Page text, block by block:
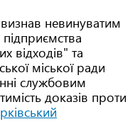
невинуватим
відходів" та
міської ради
службовим
доказів проти